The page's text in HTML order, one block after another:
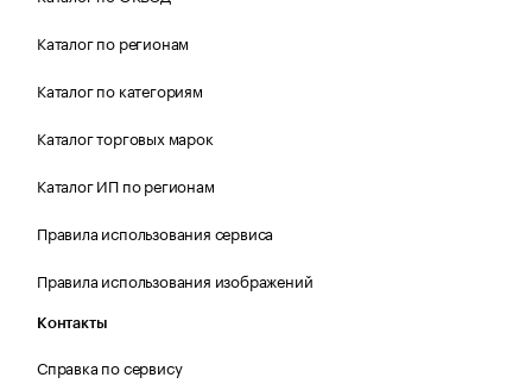
Каталог по регионам
Каталог по категориям
Каталог торговых марок
Каталог ИП по регионам
Правила использования сервиса
Правила использования изображений
Контакты
Справка по сервису